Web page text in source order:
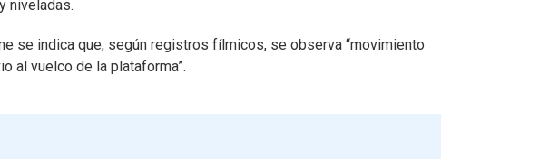
niveladas.
se indica que, según registros fílmicos, se observa “movimiento
al vuelco de la plataforma”.